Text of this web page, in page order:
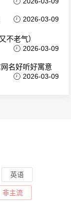
2026-03-09
不老气）
2026-03-09
名好听好寓意
2026-03-09
英语
非主流